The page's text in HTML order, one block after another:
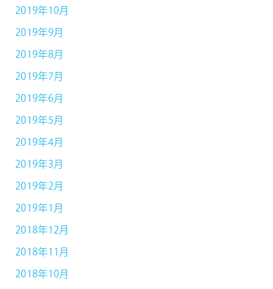
2019年10月
2019年9月
2019年8月
2019年7月
2019年6月
2019年5月
2019年4月
2019年3月
2019年2月
2019年1月
2018年12月
2018年11月
2018年10月